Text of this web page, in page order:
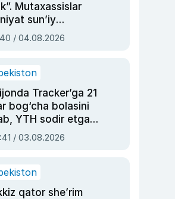
Mutaxassislar
sun’iy
boshqara
qolishidan xavotir
/ 04.08.2026
Tracker’ga 21
bog‘cha bolasini
YTH sodir etgan
sud hukmi o‘qildi
/ 03.08.2026
qator she’rim